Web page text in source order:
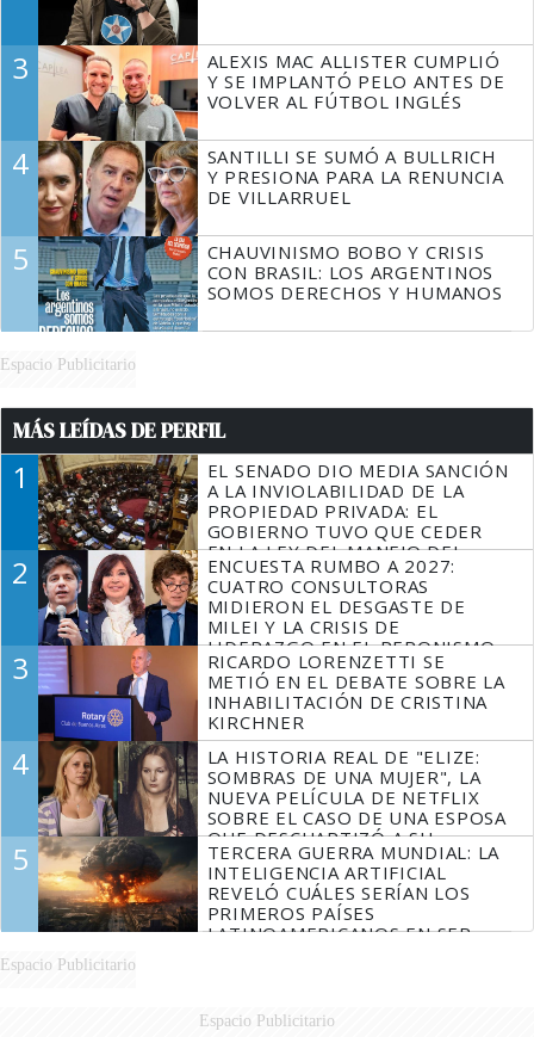
3
ALEXIS MAC ALLISTER CUMPLIÓ
Y SE IMPLANTÓ PELO ANTES DE
VOLVER AL FÚTBOL INGLÉS
4
SANTILLI SE SUMÓ A BULLRICH
Y PRESIONA PARA LA RENUNCIA
DE VILLARRUEL
5
CHAUVINISMO BOBO Y CRISIS
CON BRASIL: LOS ARGENTINOS
SOMOS DERECHOS Y HUMANOS
Espacio Publicitario
MÁS LEÍDAS DE PERFIL
1
EL SENADO DIO MEDIA SANCIÓN
A LA INVIOLABILIDAD DE LA
PROPIEDAD PRIVADA: EL
GOBIERNO TUVO QUE CEDER
EN LA LEY DEL MANEJO DEL
FUEGO
2
ENCUESTA RUMBO A 2027:
CUATRO CONSULTORAS
MIDIERON EL DESGASTE DE
MILEI Y LA CRISIS DE
LIDERAZGO EN EL PERONISMO
3
RICARDO LORENZETTI SE
METIÓ EN EL DEBATE SOBRE LA
INHABILITACIÓN DE CRISTINA
KIRCHNER
4
LA HISTORIA REAL DE "ELIZE:
SOMBRAS DE UNA MUJER", LA
NUEVA PELÍCULA DE NETFLIX
SOBRE EL CASO DE UNA ESPOSA
QUE DESCUARTIZÓ A SU
MARIDO
5
TERCERA GUERRA MUNDIAL: LA
INTELIGENCIA ARTIFICIAL
REVELÓ CUÁLES SERÍAN LOS
PRIMEROS PAÍSES
LATINOAMERICANOS EN SER
Espacio Publicitario
Espacio Publicitario